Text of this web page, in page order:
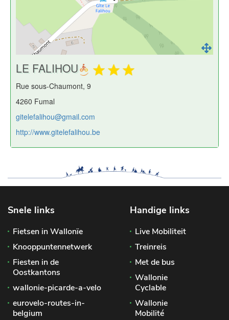
LE FALIHOU
Rue sous-Chaumont, 9
4260 Fumal
gitelefalihou@gmail.com
http://www.gitelefalihou.be
Snele links
Fietsen in Wallonïe
Knooppuntennetwerk
Fiesten in de
Oostkantons
wallonie-picarde-a-velo
eurovelo-routes-in-
belgium
Handige links
Live Mobiliteit
Treinreis
Met de bus
Wallonie
Cyclable
Wallonie
Mobilité